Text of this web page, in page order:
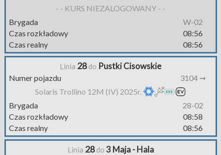
- - KURS NIEZALOGOWANY - -
Brygada
W-02
Czas rozkładowy
08:56
Czas realny
08:56
Linia 28do Pustki Cisowskie
Numer pojazdu
3104 ➞
Solaris Trollino 12M (IV) 2025r.
Brygada
28-02
Czas rozkładowy
08:58
Czas realny
08:56
Linia 28do 3 Maja - Hala